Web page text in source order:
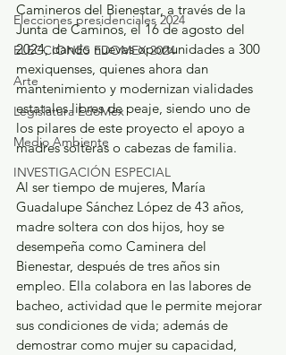
Elecciones presidenciales 2024
ELECCIONES EDOMEX 2024
Arte
Legislatura EdoMéx
Medio Ambiente
INVESTIGACIÓN ESPECIAL
Camineros del Bienestar, a través de la
Junta de Caminos, el 16 de agosto del
2024, dando nuevas oportunidades a 300
mexiquenses, quienes ahora dan
mantenimiento y modernizan vialidades
estatales libres de peaje, siendo uno de
los pilares de este proyecto el apoyo a
madres solteras o cabezas de familia.
Al ser tiempo de mujeres, María
Guadalupe Sánchez López de 43 años,
madre soltera con dos hijos, hoy se
desempeña como Caminera del
Bienestar, después de tres años sin
empleo. Ella colabora en las labores de
bacheo, actividad que le permite mejorar
sus condiciones de vida; además de
demostrar como mujer su capacidad,